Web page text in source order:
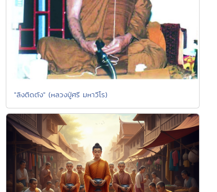
"ลิงติดตัง" (หลวงปู่ศรี มหาวีโร)